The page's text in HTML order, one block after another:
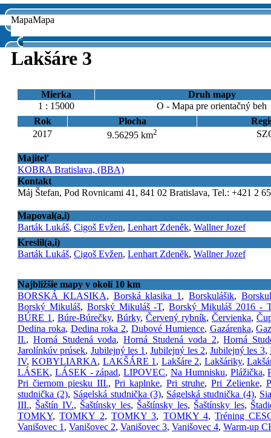
MapaMapa
Lakšáre 3
Mierka
Druh mapy
1 : 15000
O - Mapa pre orientačný beh
Rok
Plocha
2017
9.56295 km2
Majiteľ
KOBRA Bratislava, (BBA)
Kontakt
Máj Štefan, Pod Rovnicami 41, 841 02 Bratislava, Tel.: +421 2
Mapoval(a,i)
Barták Lukáš, Cigoš Evžen, Lenhart Zdeněk, Wallner Jozef
Kreslil(a,i)
Barták Lukáš, Cigoš Evžen, Lenhart Zdeněk, Wallner Jozef
Najbližšie mapy v okolí 10 km
BORSKÁ KLASIKA, Borská klasika 1,Borskulášik,
Borský Mikuláš, Borský Mikuláš -T,Borský Mikuláš 2016 -
BÚRE 1, Búre-Búrečky, Búrky, Červený rybník, Červienka,
Dedina roka, Dedina roka 2, Dubové Humience, Gazárenka,
II., Horná Studená voda,Horná Studená voda 2,Horná
Jarolínkúv prúsek, Jubilejný les 1,Jubilejný les 2, Jubilejný les 3,
IV,KOBYLIARKA, LAKŠÁRE 1, Lakšáre 2, Lakšáriky,
LÁSEK, LÁSEK - západ,LIPOVEC,Na Humnisku, Plážička,
Pri čiernom piesku III.,Pri kaplnke,Pri struhe, Pri Zelienke,
studnička (2), Ságelská studnička (3), Ságelská studnička (4),
III., Šaštín IV., Šaštínsky les, Šaštínsky les, Šaštínsky les,
TOMKY,TOMKY 2, TOMKY 3, TOMKY 4,Tréning
Vanišovec 1, Vanišovec 2, Vanišovec 3, Vanišovec 4, Warm-up